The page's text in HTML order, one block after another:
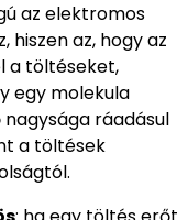
az elektromos
az, hogy az
a töltéseket,
egy molekula
ráadásul
a töltések